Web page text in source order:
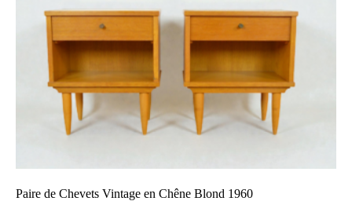
Paire de Chevets Vintage en Chêne Blond 1960